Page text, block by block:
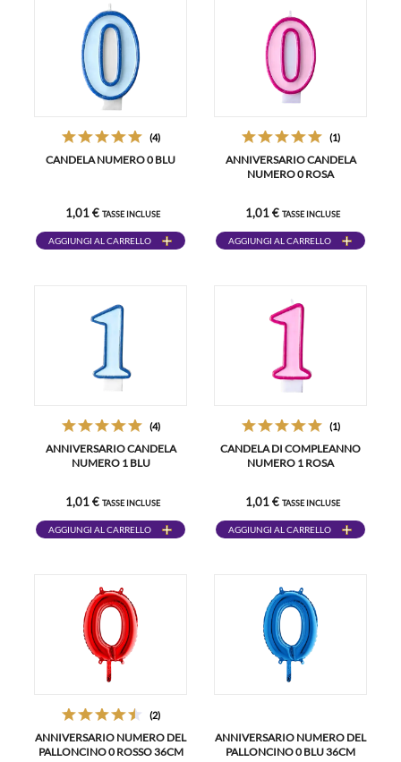
(4)
CANDELA NUMERO 0 BLU
1,01 € TASSE INCLUSE
AGGIUNGI AL CARRELLO
(1)
ANNIVERSARIO CANDELA
NUMERO 0 ROSA
1,01 € TASSE INCLUSE
AGGIUNGI AL CARRELLO
(4)
ANNIVERSARIO CANDELA
NUMERO 1 BLU
1,01 € TASSE INCLUSE
AGGIUNGI AL CARRELLO
(1)
CANDELA DI COMPLEANNO
NUMERO 1 ROSA
1,01 € TASSE INCLUSE
AGGIUNGI AL CARRELLO
(2)
ANNIVERSARIO NUMERO DEL
PALLONCINO 0 ROSSO 36CM
ANNIVERSARIO NUMERO DEL
PALLONCINO 0 BLU 36CM